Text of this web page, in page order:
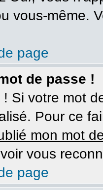
vous-même.
page
de passe !
Si votre mot
Pour ce
mon mot
vous
page